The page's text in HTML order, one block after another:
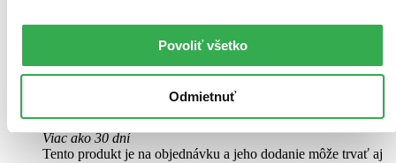
Povoliť všetko
Odmietnuť
Živá nahrávka vznikla spojením unikátnych momentov z troch
-9 %
Viac ako 30 dní
Tento produkt je na objednávku a jeho dodanie môže trvať aj